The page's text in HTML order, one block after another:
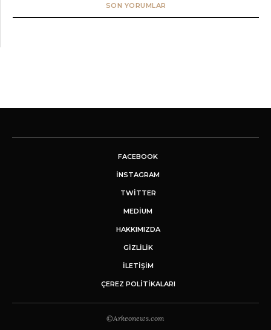
SON YORUMLAR
FACEBOOK
INSTAGRAM
TWITTER
MEDIUM
HAKKIMIZDA
GİZLİLİK
İLETIŞIM
ÇEREZ POLITIKALARI
©Arkeonews.com